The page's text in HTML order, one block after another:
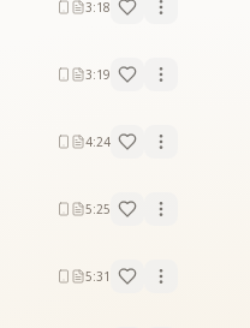
3:18
3:19
4:24
5:25
5:31